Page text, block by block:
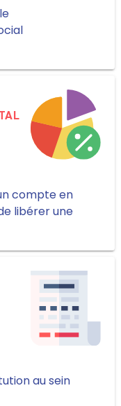
compte en
libérer une
au sein